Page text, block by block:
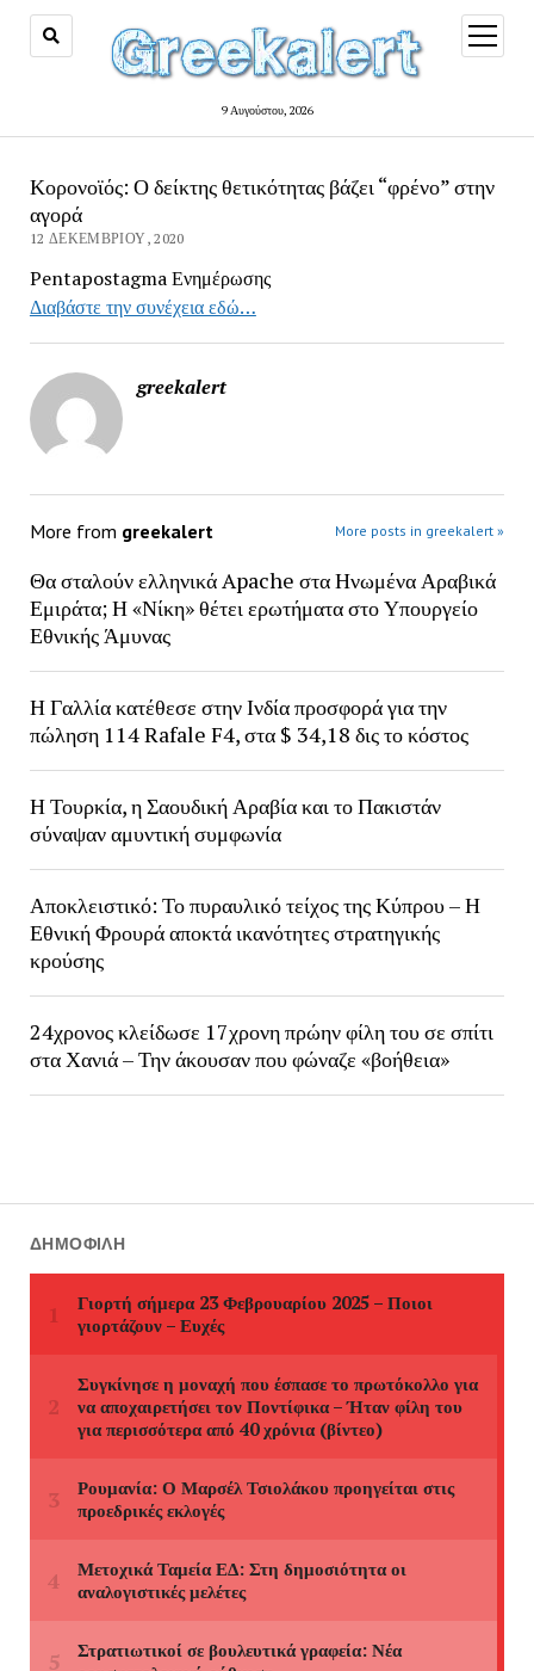
9 Αυγούστου, 2026
open
menu
Κορονοϊός: Ο δείκτης θετικότητας βάζει “φρένο” στην
αγορά
12 ΔΕΚΕΜΒΡΊΟΥ, 2020
Pentapostagma Ενημέρωσης
Διαβάστε την συνέχεια εδώ…
greekalert
More from greekalert More posts in greekalert »
Θα σταλούν ελληνικά Apache στα Ηνωμένα Αραβικά
Εμιράτα; Η «Νίκη» θέτει ερωτήματα στο Υπουργείο
Εθνικής Άμυνας
Η Γαλλία κατέθεσε στην Ινδία προσφορά για την
πώληση 114 Rafale F4, στα $ 34,18 δις το κόστος
Η Τουρκία, η Σαουδική Αραβία και το Πακιστάν
σύναψαν αμυντική συμφωνία
Αποκλειστικό: Το πυραυλικό τείχος της Κύπρου – Η
Εθνική Φρουρά αποκτά ικανότητες στρατηγικής
κρούσης
24χρονος κλείδωσε 17χρονη πρώην φίλη του σε σπίτι
στα Χανιά – Την άκουσαν που φώναζε «βοήθεια»
ΔΗΜΟΦΙΛΉ